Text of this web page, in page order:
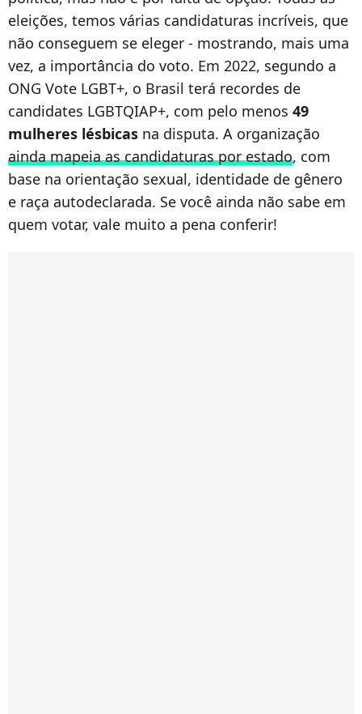
eleições, temos várias candidaturas incríveis, que
não conseguem se eleger - mostrando, mais uma
vez, a importância do voto. Em 2022, segundo a
ONG Vote LGBT+, o Brasil terá recordes de
candidates LGBTQIAP+, com pelo menos 49
mulheres lésbicas na disputa. A organização
ainda mapeia as candidaturas por estado, com
base na orientação sexual, identidade de gênero
e raça autodeclarada. Se você ainda não sabe em
quem votar, vale muito a pena conferir!